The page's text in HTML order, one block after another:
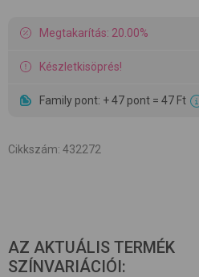
Megtakarítás: 20.00%
Készletkisöprés!
Family pont: + 47 pont = 47 Ft
Cikkszám: 432272
AZ AKTUÁLIS TERMÉK
SZÍNVARIÁCIÓI: